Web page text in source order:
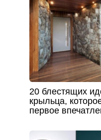
20 блестящих
крыльца,
первое